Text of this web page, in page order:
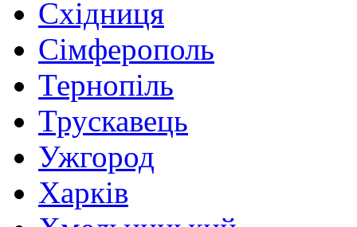
Східниця
Сімферополь
Тернопіль
Трускавець
Ужгород
Харків